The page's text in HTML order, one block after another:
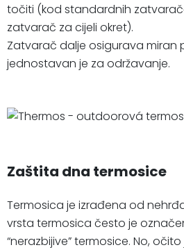
točiti (kod standardnih
zatvarač za cijeli okret).
Zatvarač dalje osigurava miran
jednostavan je za održavanje.
Zaštita dna termosice
Termosica je izrađena od
vrsta termosica često je
“nerazbijive” termosice. No,